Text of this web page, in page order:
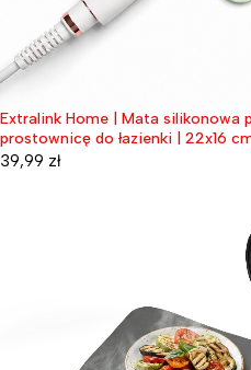
Extralink Home | Mata silikonowa
prostownicę do łazienki | 22x16
39,99 zł